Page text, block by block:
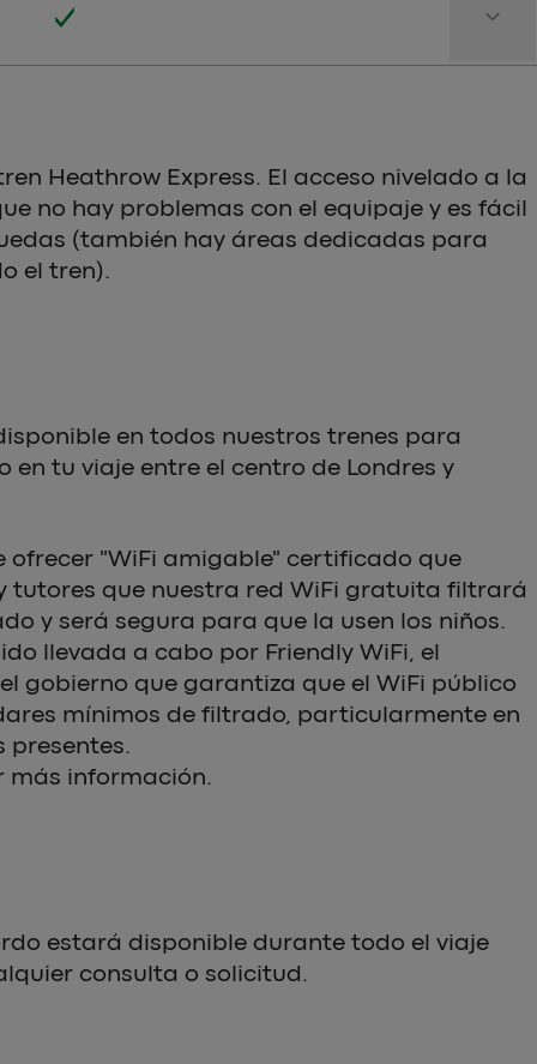
keyboard_arrow_down
Heathrow Express. El acceso nivelado a la
no hay problemas con el equipaje y es fácil
(también hay áreas dedicadas para
el tren).
en todos nuestros trenes para
tu viaje entre el centro de Londres y
ofrecer "WiFi amigable" certificado que
tutores que nuestra red WiFi gratuita filtrará
y será segura para que la usen los niños.
llevada a cabo por Friendly WiFi, el
gobierno que garantiza que el WiFi público
mínimos de filtrado, particularmente en
presentes.
más información.
estará disponible durante todo el viaje
consulta o solicitud.